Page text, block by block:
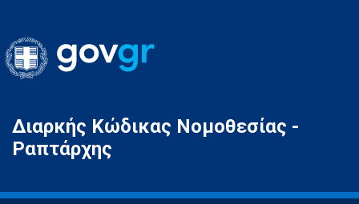
Gov.gr
Διαρκής Κώδικας Νομοθεσίας -
Ραπτάρχης